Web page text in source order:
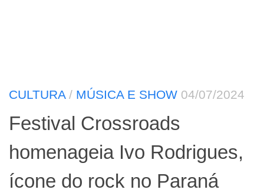
CULTURA/ MÚSICA E SHOW 04/07/2024
Festival Crossroads
homenageia Ivo Rodrigues,
ícone do rock no Paraná